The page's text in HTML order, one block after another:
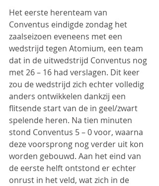
Het eerste herenteam van
Conventus eindigde zondag het
zaalseizoen eveneens met een
wedstrijd tegen Atomium, een team
dat in de uitwedstrijd Conventus nog
met 26 – 16 had verslagen. Dit keer
zou de wedstrijd zich echter volledig
anders ontwikkelen dankzij een
flitsende start van de in geel/zwart
spelende heren. Na tien minuten
stond Conventus 5 – 0 voor, waarna
deze voorsprong nog verder uit kon
worden gebouwd. Aan het eind van
de eerste helft ontstond er echter
onrust in het veld, wat zich in de